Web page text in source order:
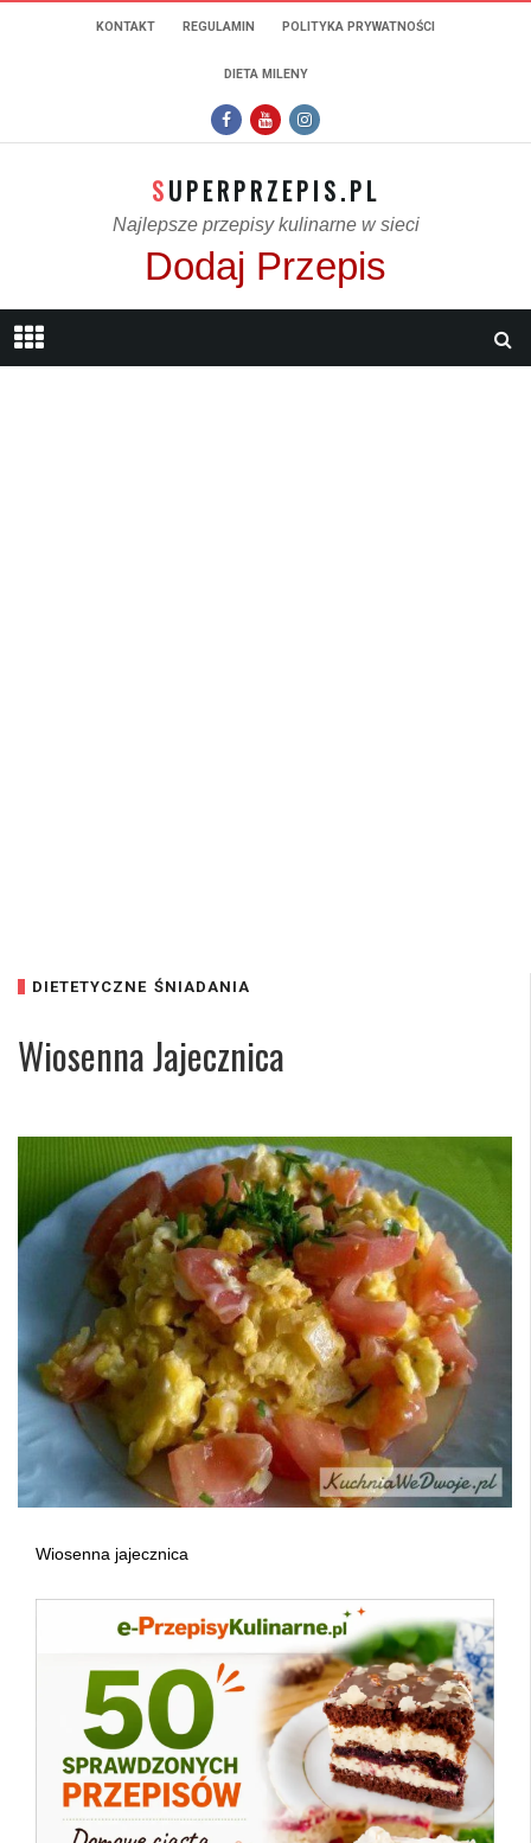
KONTAKT REGULAMIN POLITYKA PRYWATNOŚCI
DIETA MILENY
SUPERPRZEPIS.PL
Najlepsze przepisy kulinarne w sieci
Dodaj Przepis
DIETETYCZNE ŚNIADANIA
Wiosenna Jajecznica
Wiosenna jajecznica